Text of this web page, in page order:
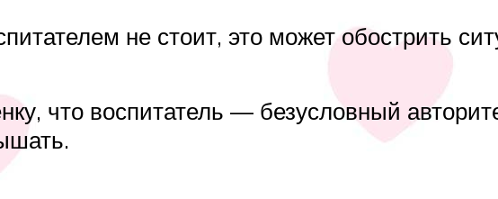
не стоит, это может обострить
что воспитатель — безусловный